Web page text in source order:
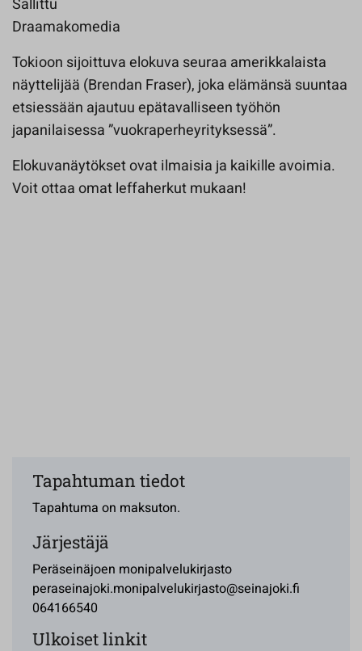
Sallittu
Draamakomedia
Tokioon sijoittuva elokuva seuraa amerikkalaista
näyttelijää (Brendan Fraser), joka elämänsä suuntaa
etsiessään ajautuu epätavalliseen työhön
japanilaisessa ”vuokraperheyrityksessä”.
Elokuvanäytökset ovat ilmaisia ja kaikille avoimia.
Voit ottaa omat leffaherkut mukaan!
Tapahtuman tiedot
Tapahtuma on maksuton.
Järjestäjä
Peräseinäjoen monipalvelukirjasto
peraseinajoki.monipalvelukirjasto@seinajoki.fi
064166540
Ulkoiset linkit